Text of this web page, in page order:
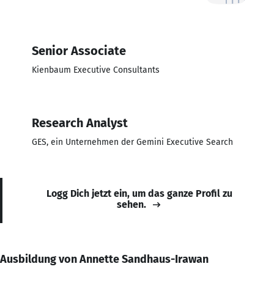
Senior Associate
Kienbaum Executive Consultants
Research Analyst
GES, ein Unternehmen der Gemini Executive Search
Logg Dich jetzt ein, um das ganze Profil zu
sehen.
Ausbildung von Annette Sandhaus-Irawan